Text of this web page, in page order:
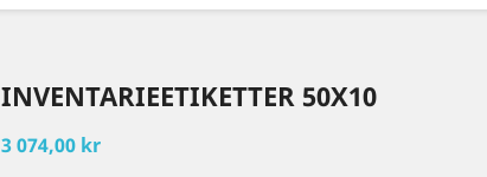
INVENTARIEETIKETTER 50X10
3 074,00 kr